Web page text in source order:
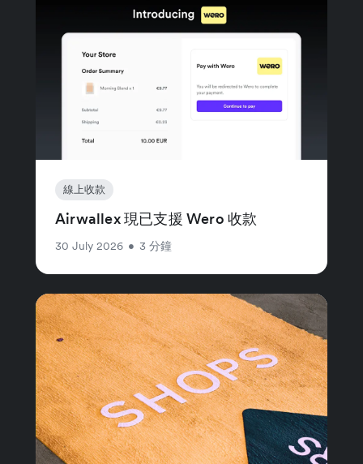
線上收款
Airwallex 現已支援 Wero 收款
30 July 2026 • 3 分鐘